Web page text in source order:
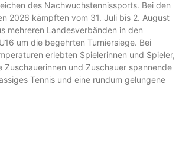
des Nachwuchstennissports. Bei den
2026 kämpften vom 31. Juli bis 2. August
mehreren Landesverbänden in den
um die begehrten Turniersiege. Bei
erlebten Spielerinnen und Spieler,
Zuschauerinnen und Zuschauer spannende
Tennis und eine rundum gelungene